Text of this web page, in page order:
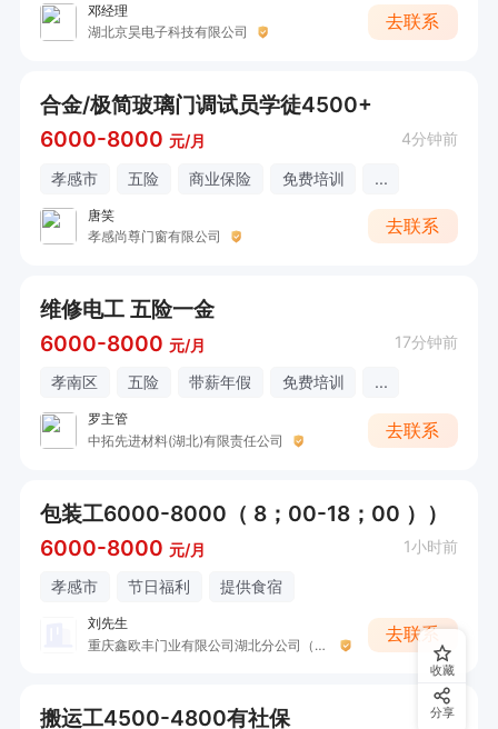
邓经理
湖北京昊电子科技有限公司
去联系
合金/极简玻璃门调试员学徒4500+
6000-8000 元/月 4分钟前
孝感市 五险 商业保险 免费培训 ...
唐笑
孝感尚尊门窗有限公司
去联系
维修电工 五险一金
6000-8000 元/月 17分钟前
孝南区 五险 带薪年假 免费培训 ...
罗主管
中拓先进材料(湖北)有限责任公司
去联系
包装工6000-8000（ 8；00-18；00 ））
6000-8000 元/月 1小时前
孝感市 节日福利 提供食宿
刘先生
重庆鑫欧丰门业有限公司湖北分公司（渝喜门业）
去联系
搬运工4500-4800有社保
收藏
分享